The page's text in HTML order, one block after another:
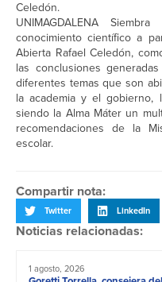
Celedón.
UNIMAGDALENA
conocimiento científico a
Abierta Rafael Celedón,
las conclusiones
diferentes temas que son
la academia y el gobierno,
siendo la Alma Máter un
recomendaciones de la
escolar.
Compartir nota:
Twitter LinkedIn
Noticias relacionadas:
1 agosto, 2026